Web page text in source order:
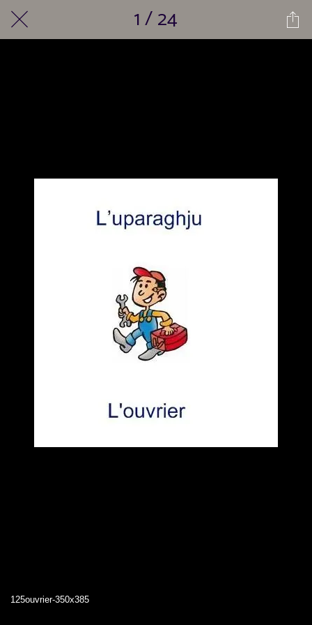
1 / 24
125ouvrier-350x385